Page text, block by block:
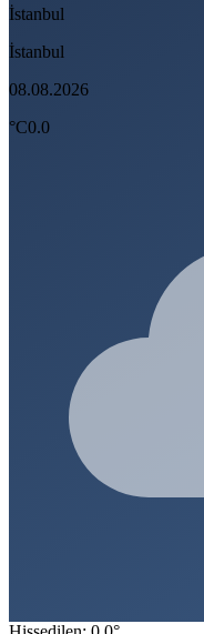
İstanbul
İstanbul
08.08.2026
°C0.0